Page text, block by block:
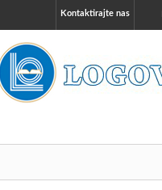
Kontaktirajte nas